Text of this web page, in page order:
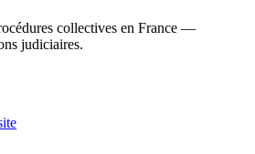
collectives en France —
judiciaires.